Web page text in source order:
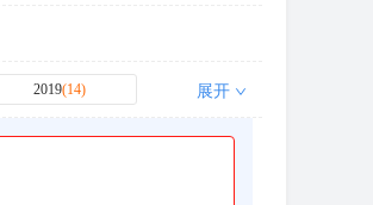
2019(14) 2018 7)
展开